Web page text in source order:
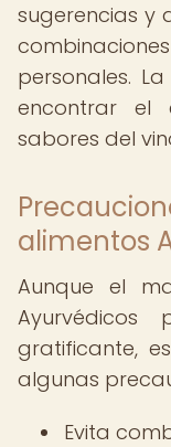
sugerencias y
personales.
encontrar el
sabores del
alimentos
Aunque el
Ayurvédicos
gratificante,
algunas
Evita